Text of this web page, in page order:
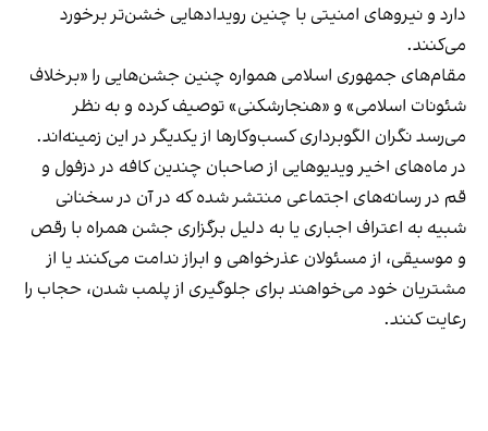
دارد و نیروهای امنیتی با چنین رویدادهایی خشن‌تر برخورد
می‌کنند.
مقام‌های جمهوری اسلامی همواره چنین جشن‌هایی را «برخلاف
شئونات اسلامی» و «هنجارشکنی» توصیف کرده و به نظر
می‌رسد نگران الگوبرداری کسب‌وکارها از یکدیگر در این زمینه‌اند.
در ماه‌های اخیر ویدیوهایی از صاحبان چندین کافه در دزفول و
قم در رسانه‌های اجتماعی منتشر شده که در آن در سخنانی
شبیه به اعتراف اجباری یا به دلیل برگزاری جشن همراه با رقص
و موسیقی، از مسئولان عذرخواهی و ابراز ندامت می‌کنند یا از
مشتریان خود می‌خواهند برای جلوگیری از پلمب شدن، حجاب را
رعایت کنند.